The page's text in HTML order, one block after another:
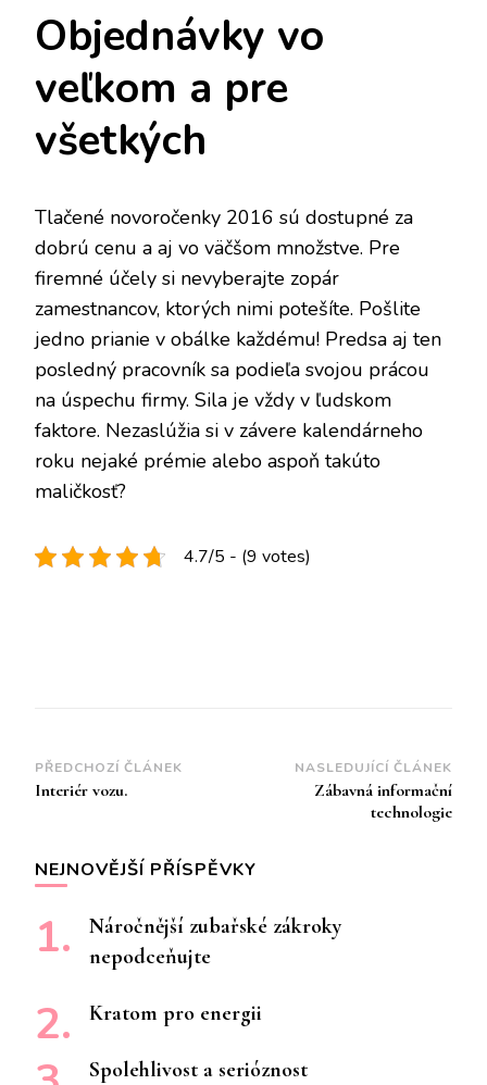
Objednávky vo
veľkom a pre
všetkých
Tlačené novoročenky 2016 sú dostupné za
dobrú cenu a aj vo väčšom množstve. Pre
firemné účely si nevyberajte zopár
zamestnancov, ktorých nimi potešíte. Pošlite
jedno prianie v obálke každému! Predsa aj ten
posledný pracovník sa podieľa svojou prácou
na úspechu firmy. Sila je vždy v ľudskom
faktore. Nezaslúžia si v závere kalendárneho
roku nejaké prémie alebo aspoň takúto
maličkosť?
4.7/5 - (9 votes)
Navigace
příspěvku
PŘEDCHOZÍ ČLÁNEK
Interiér vozu.
NASLEDUJÍCÍ ČLÁNEK
Zábavná informační
technologie
NEJNOVĚJŠÍ PŘÍSPĚVKY
Náročnější zubařské zákroky
nepodceňujte
Kratom pro energii
Spolehlivost a serióznost